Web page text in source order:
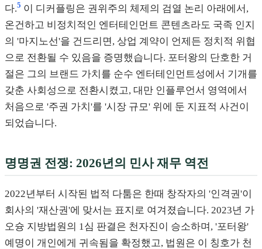
다.5 이 디커플링은 권위주의 체제의 검열 논리 아래에서,
온건하고 비정치적인 엔터테인먼트 콘텐츠라도 국족 인지
의 '마지노선'을 건드리면, 상업 계약이 언제든 정치적 위협
으로 전환될 수 있음을 증명했습니다. 포터왕의 단호한 거
절은 그의 브랜드 가치를 순수 엔터테인먼트성에서 기개를
갖춘 사회성으로 전환시켰고, 대만 인플루언서 영역에서
처음으로 '주권 가치'를 '시장 규모' 위에 둔 지표적 사건이
되었습니다.
명명권 전쟁: 2026년의 민사 재무 역전
2022년부터 시작된 법적 다툼은 한때 창작자의 '인격권'이
회사의 '재산권'에 맞서는 표지로 여겨졌습니다. 2023년 가
오슝 지방법원의 1심 판결은 천자진이 승소하며, '포터왕'
예명이 개인에게 귀속됨을 확정했고, 법원은 이 칭호가 천